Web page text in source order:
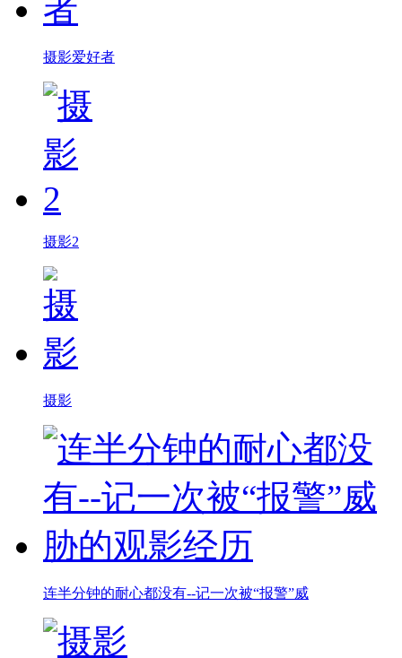
摄影爱好者
摄影2
摄影
连半分钟的耐心都没有--记一次被“报警”威